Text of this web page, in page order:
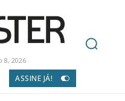
8, 2026
ASSINE JÁ!